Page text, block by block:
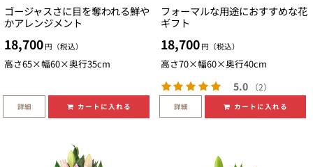
ゴージャスさに目を奪われる鮮や
かアレンジメント
18,700 円（税込）
高さ65×幅60×奥行35cm
詳細 カートに入れる
フォーマルな用途におすすめな花
ギフト
18,700 円（税込）
高さ70×幅60×奥行40cm
5.0 （2）
詳細 カートに入れる